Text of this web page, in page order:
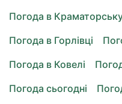
Погода в
Погода в Горлівці
Погода в Ковелі
Погода сьогодні